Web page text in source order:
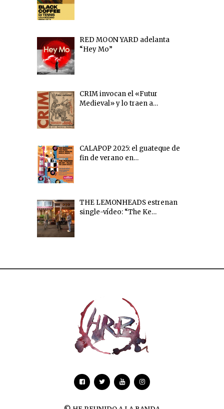
RED MOON YARD adelanta
“Hey Mo”
CRIM invocan el «Futur
Medieval» y lo traen a…
CALAPOP 2025: el guateque de
fin de verano en…
THE LEMONHEADS estrenan
single-vídeo: “The Ke…